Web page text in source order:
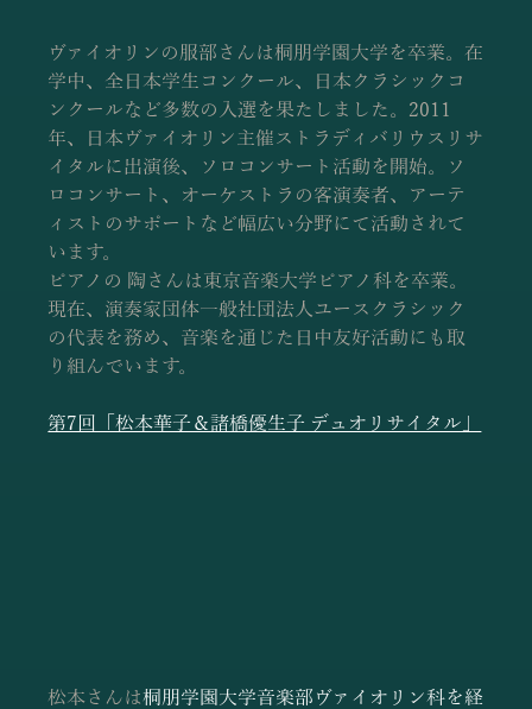
ヴァイオリンの服部さんは桐朋学園大学を卒業。在
学中、全日本学生コンクール、日本クラシックコ
ンクールなど多数の入選を果たしました。2011
年、日本ヴァイオリン主催ストラディバリウスリサ
イタルに出演後、ソロコンサート活動を開始。ソ
ロコンサート、オーケストラの客演奏者、アーテ
ィストのサポートなど幅広い分野にて活動されて
います。
ピアノの 陶さんは東京音楽大学ピアノ科を卒業。
現在、演奏家団体一般社団法人ユースクラシック
の代表を務め、音楽を通じた日中友好活動にも取
り組んでいます。
第7回「松本華子＆諸橋優生子 デュオリサイタル」
松本さんは桐朋学園大学音楽部ヴァイオリン科を経